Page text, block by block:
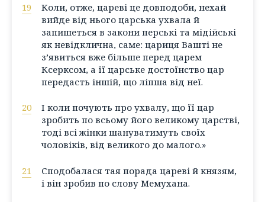
19
Коли, отже, цареві це довподоби, нехай
вийде від нього царська ухвала й
запишеться в закони перські та мідійські
як невідклична, саме: цариця Вашті не
з’явиться вже більше перед царем
Ксерксом, а її царське достоїнство цар
передасть іншій, що ліпша від неї.
20
І коли почують про ухвалу, що її цар
зробить по всьому його великому царстві,
тоді всі жінки шануватимуть своїх
чоловіків, від великого до малого.»
21
Сподобалася тая порада цареві й князям,
і він зробив по слову Мемухана.